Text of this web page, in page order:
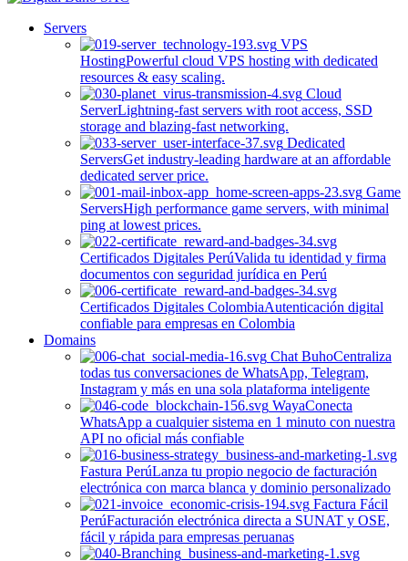
Servers
VPS
HostingPowerful cloud VPS hosting with dedicated
resources & easy scaling.
Cloud
ServerLightning-fast servers with root access, SSD
storage and blazing-fast networking.
Dedicated
ServersGet industry-leading hardware at an affordable
dedicated server price.
Game
ServersHigh performance game servers, with minimal
ping at lowest prices.
Certificados Digitales PerúValida tu identidad y firma
documentos con seguridad jurídica en Perú
Certificados Digitales ColombiaAutenticación digital
confiable para empresas en Colombia
Domains
Chat BuhoCentraliza
todas tus conversaciones de WhatsApp, Telegram,
Instagram y más en una sola plataforma inteligente
WayaConecta
WhatsApp a cualquier sistema en 1 minuto con nuestra
API no oficial más confiable
Fastura PerúLanza tu propio negocio de facturación
electrónica con marca blanca y dominio personalizado
Factura Fácil
PerúFacturación electrónica directa a SUNAT y OSE,
fácil y rápida para empresas peruanas